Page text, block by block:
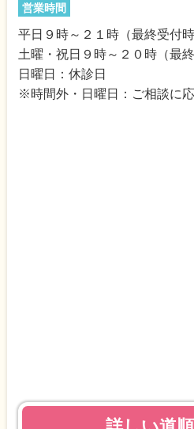
営業時間
平日９時～２１時（最終受付時
土曜・祝日９時～２０時（最
日曜日：休診日
※時間外・日曜日：ご相談に応